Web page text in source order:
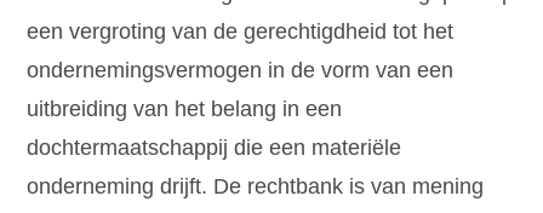
een vergroting van de gerechtigdheid tot het
ondernemingsvermogen in de vorm van een
uitbreiding van het belang in een
dochtermaatschappij die een materiële
onderneming drijft. De rechtbank is van mening